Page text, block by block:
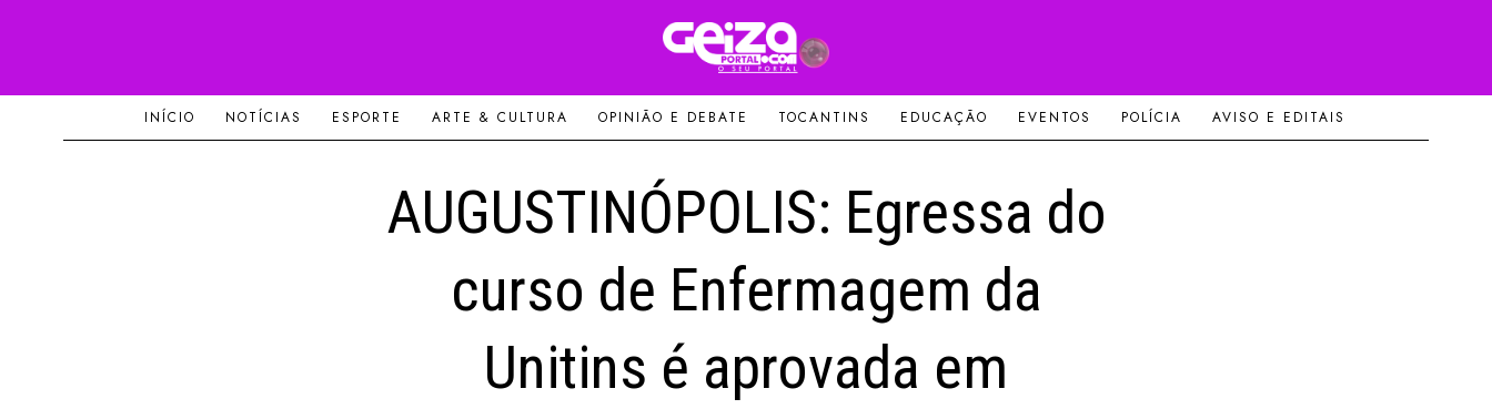
INÍCIO NOTÍCIAS ESPORTE ARTE & CULTURA OPINIÃO E DEBATE TOCANTINS EDUCAÇÃO EVENTOS POLÍCIA AVISO E EDITAIS
AUGUSTINÓPOLIS: Egressa do
curso de Enfermagem da
Unitins é aprovada em